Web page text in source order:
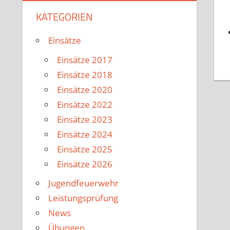
KATEGORIEN
Einsätze
Einsätze 2017
Einsätze 2018
Einsätze 2020
Einsätze 2022
Einsätze 2023
Einsätze 2024
Einsätze 2025
Einsätze 2026
Jugendfeuerwehr
Leistungsprüfung
News